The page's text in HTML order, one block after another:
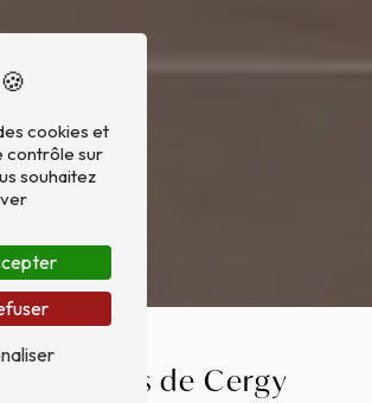
près de Cergy
cookies et
contrôle sur
souhaitez